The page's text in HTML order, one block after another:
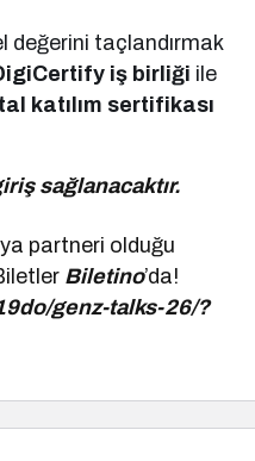
değerini taçlandırmak
iş birliği ile
katılım sertifikası
sağlanacaktır.
partneri olduğu
Biletino’da!
genz-talks-26/?